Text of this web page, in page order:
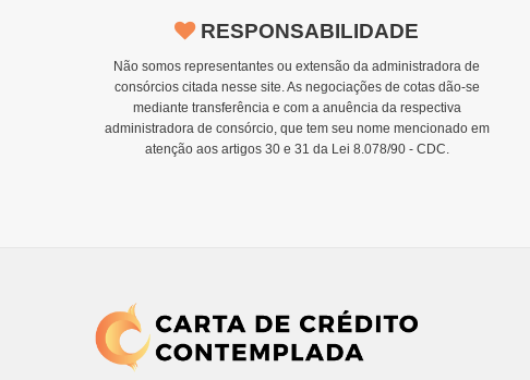
RESPONSABILIDADE
Não somos representantes ou extensão da administradora de
consórcios citada nesse site. As negociações de cotas dão-se
mediante transferência e com a anuência da respectiva
administradora de consórcio, que tem seu nome mencionado em
atenção aos artigos 30 e 31 da Lei 8.078/90 - CDC.